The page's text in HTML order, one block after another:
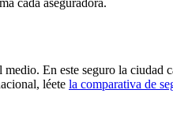
En este seguro la ciudad
léete la comparativa de